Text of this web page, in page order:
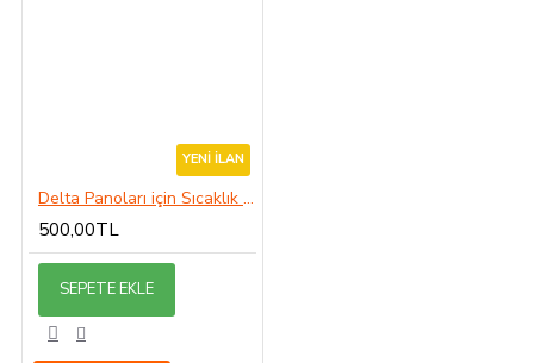
YENI İLAN
Delta Panoları için Sıcaklık Sensörü
500,00TL
SEPETE EKLE